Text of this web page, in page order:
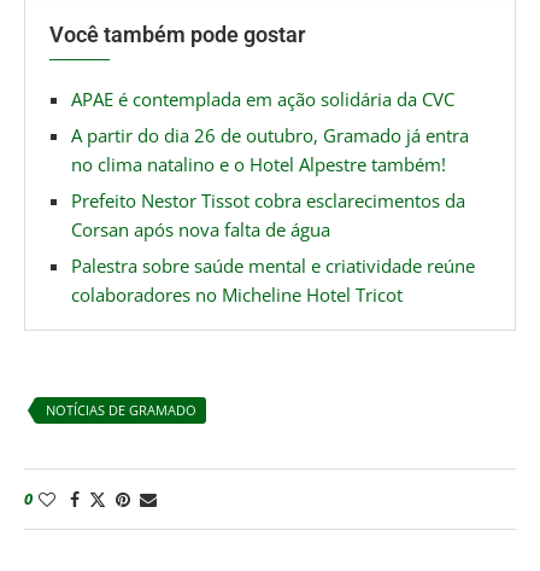
Você também pode gostar
APAE é contemplada em ação solidária da CVC
A partir do dia 26 de outubro, Gramado já entra
no clima natalino e o Hotel Alpestre também!
Prefeito Nestor Tissot cobra esclarecimentos da
Corsan após nova falta de água
Palestra sobre saúde mental e criatividade reúne
colaboradores no Micheline Hotel Tricot
NOTÍCIAS DE GRAMADO
0